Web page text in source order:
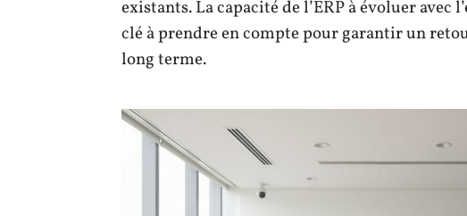
existants. La capacité de l’ERP à évoluer
clé à prendre en compte pour garantir un
long terme.